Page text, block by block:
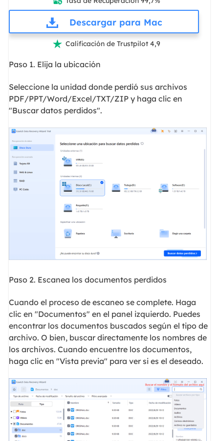
Descargar para Mac
 Calificación de Trustpilot 4,9
Paso 1. Elija la ubicación
Seleccione la unidad donde perdió sus archivos
PDF/PPT/Word/Excel/TXT/ZIP y haga clic en
"Buscar datos perdidos".
Paso 2. Escanea los documentos perdidos
Cuando el proceso de escaneo se complete. Haga
clic en "Documentos" en el panel izquierdo. Puedes
encontrar los documentos buscados según el tipo de
archivo. O bien, buscar directamente los nombres de
los archivos. Cuando encuentre los documentos,
haga clic en "Vista previa" para ver si es el deseado.